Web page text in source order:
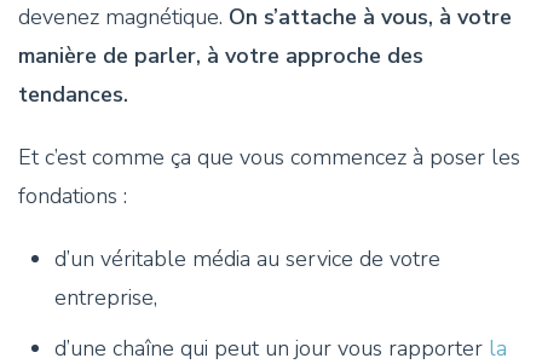
devenez magnétique. On s’attache à vous, à votre
manière de parler, à votre approche des
tendances.
Et c’est comme ça que vous commencez à poser les
fondations :
d’un véritable média au service de votre
entreprise,
d’une chaîne qui peut un jour vous rapporter la